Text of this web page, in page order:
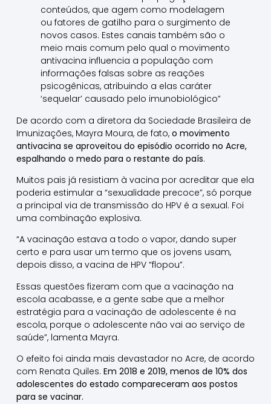
conteúdos, que agem como modelagem
ou fatores de gatilho para o surgimento de
novos casos. Estes canais também são o
meio mais comum pelo qual o movimento
antivacina influencia a população com
informações falsas sobre as reações
psicogênicas, atribuindo a elas caráter
‘sequelar’ causado pelo imunobiológico”
De acordo com a diretora da Sociedade Brasileira de
Imunizações, Mayra Moura, de fato, o movimento
antivacina se aproveitou do episódio ocorrido no Acre,
espalhando o medo para o restante do país.
Muitos pais já resistiam à vacina por acreditar que ela
poderia estimular a “sexualidade precoce”, só porque
a principal via de transmissão do HPV é a sexual. Foi
uma combinação explosiva.
“A vacinação estava a todo o vapor, dando super
certo e para usar um termo que os jovens usam,
depois disso, a vacina de HPV “flopou”.
Essas questões fizeram com que a vacinação na
escola acabasse, e a gente sabe que a melhor
estratégia para a vacinação de adolescente é na
escola, porque o adolescente não vai ao serviço de
saúde”, lamenta Mayra.
O efeito foi ainda mais devastador no Acre, de acordo
com Renata Quiles. Em 2018 e 2019, menos de 10% dos
adolescentes do estado compareceram aos postos
para se vacinar.